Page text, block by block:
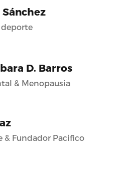
deporte
D. Barros
& Menopausia
& Fundador Pacifico